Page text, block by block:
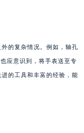
的复杂情况。例如，轴孔
应意识到，将手表送至专
的工具和丰富的经验，能